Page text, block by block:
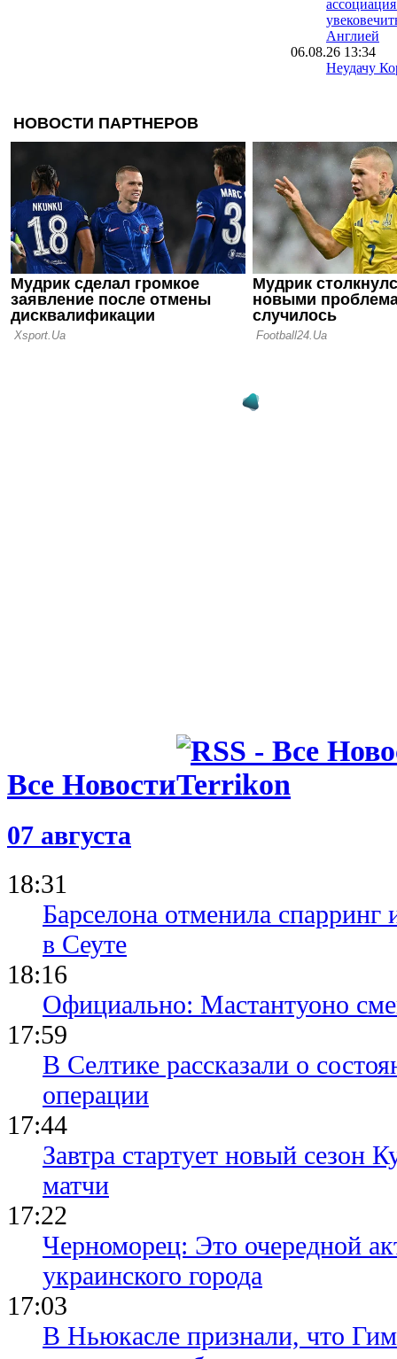
Англией
06.08.26 13:34
Неудачу
Испания
проводить
вместе с
05.08.26 23:40
ФИФА
о финале
Марокко
Все Новости
07 августа
18:31
Барселона отменила спарринг
в Сеуте
18:16
Официально: Мастантуоно
17:59
В Селтике рассказали о
операции
17:44
Завтра стартует новый сезон
матчи
17:22
Черноморец: Это очередной
украинского города
17:03
В Ньюкасле признали, что